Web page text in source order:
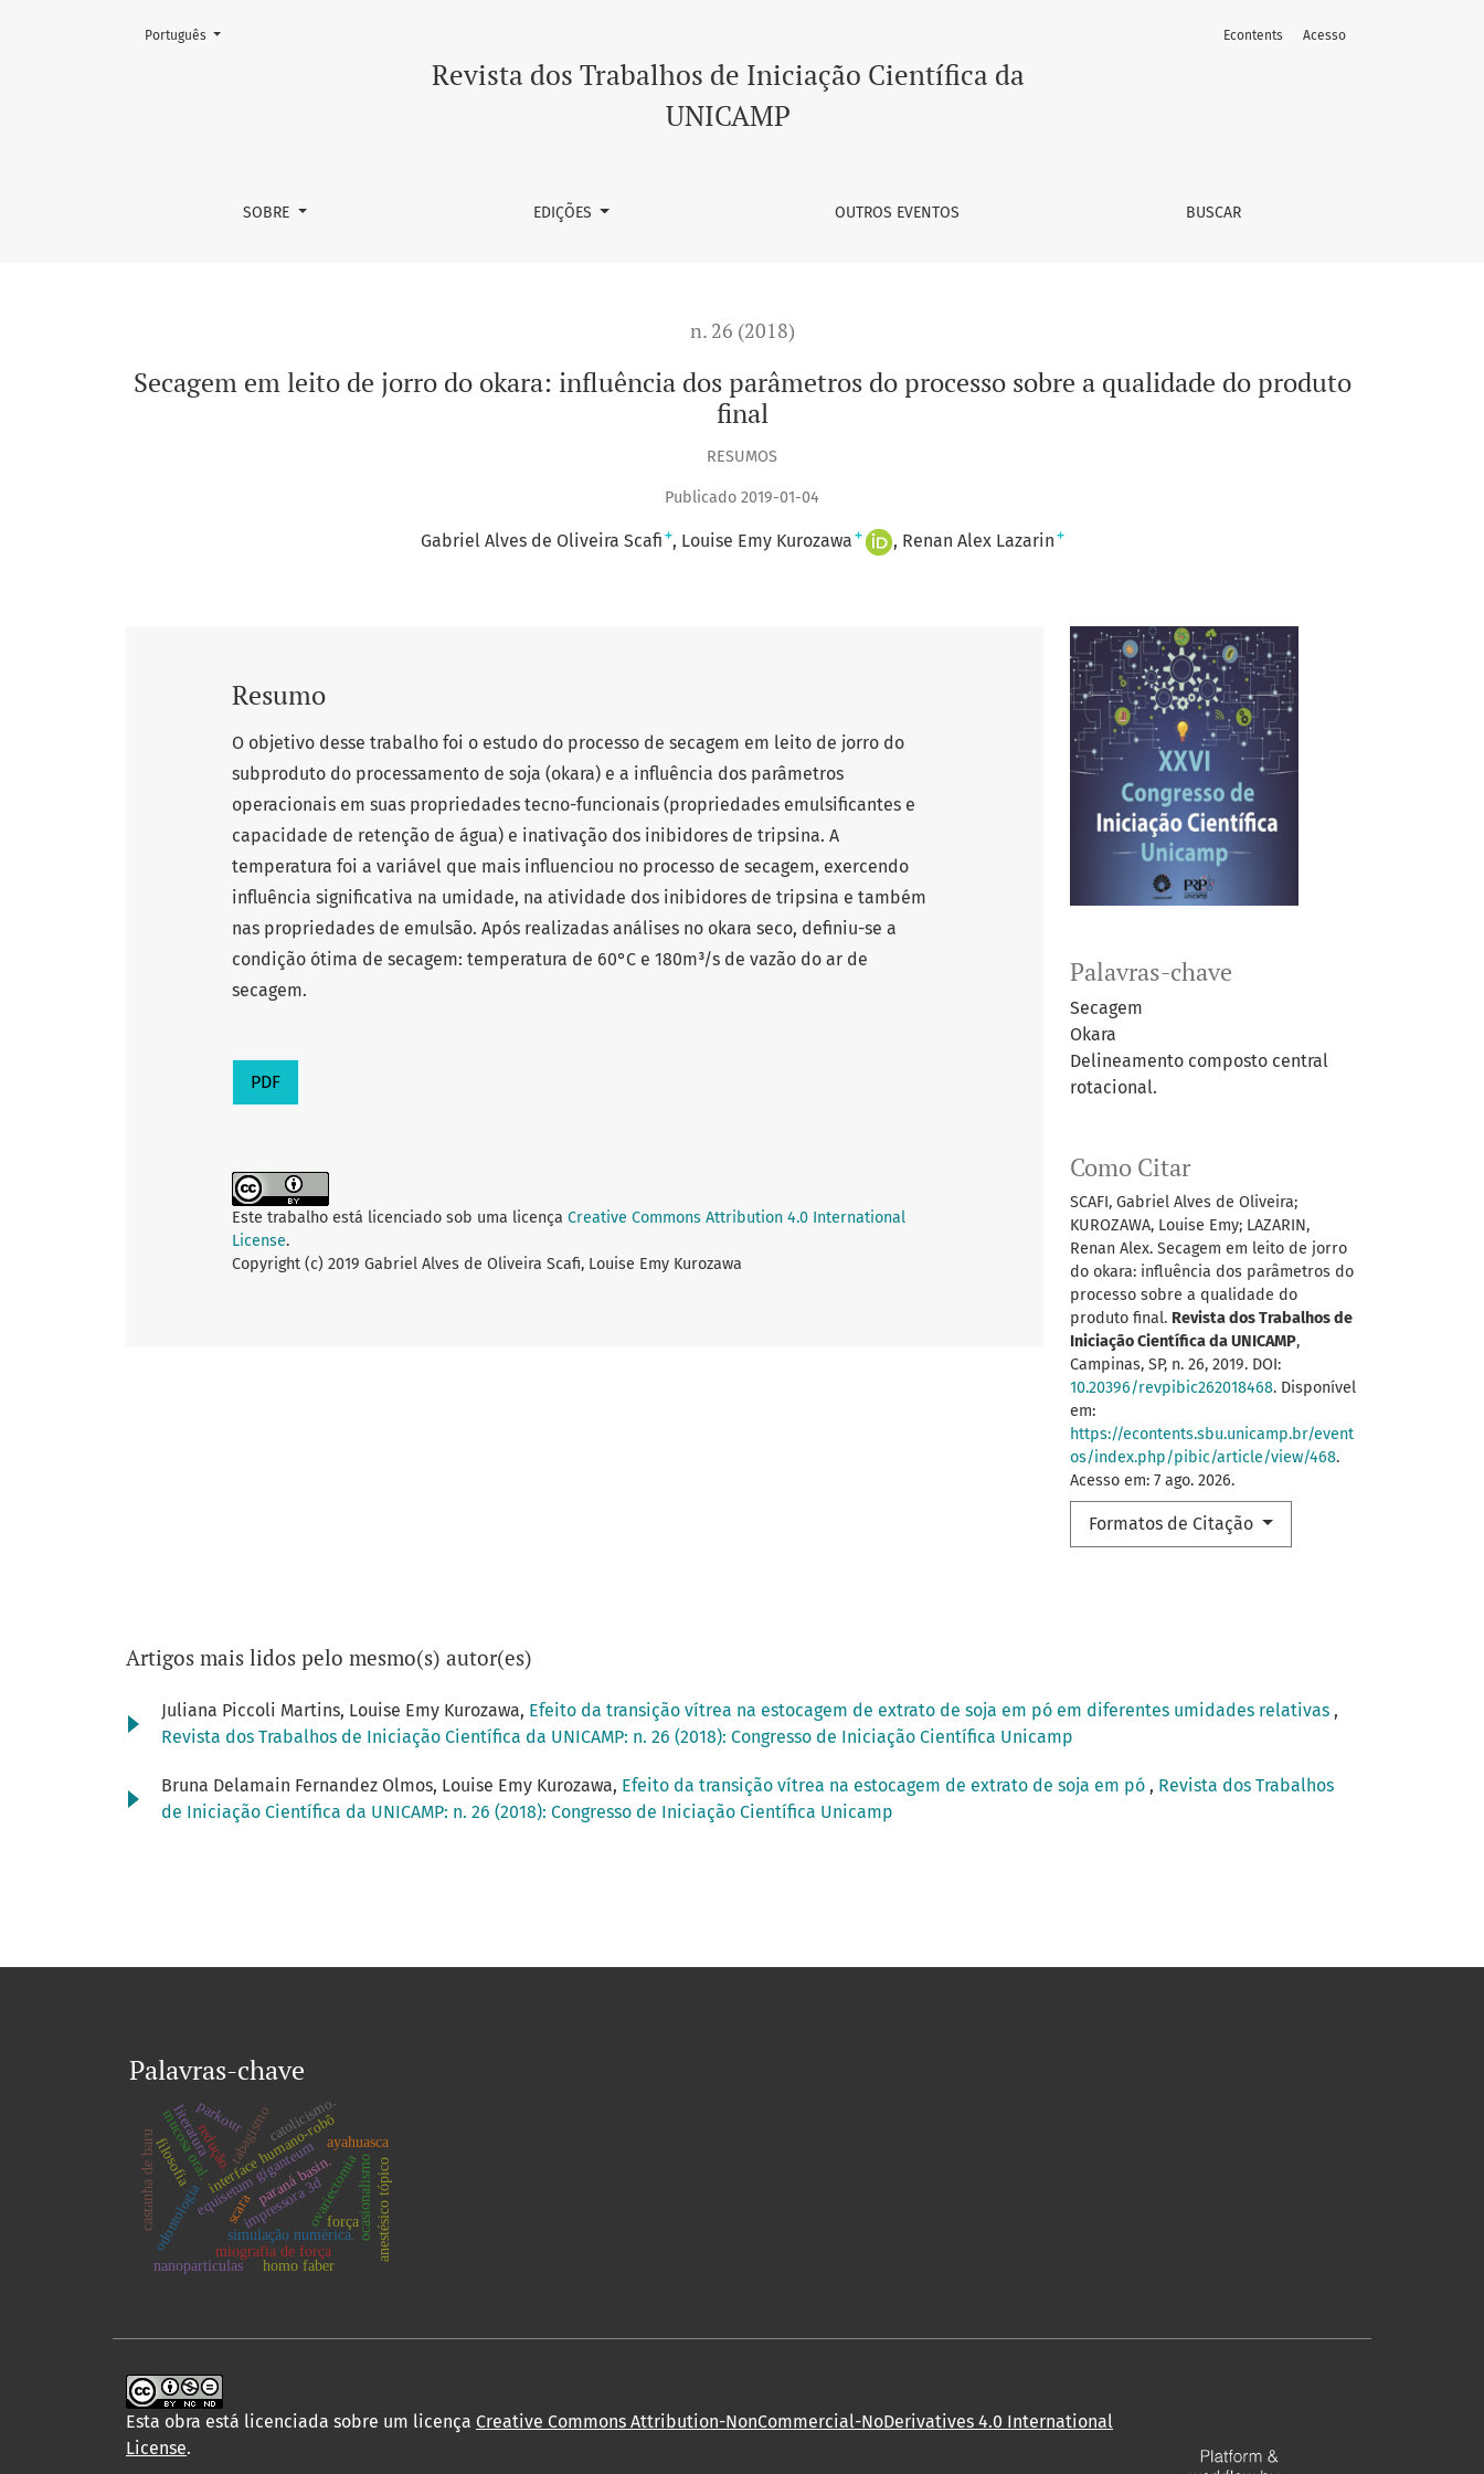
Secagem em leito de jorro do okara: influência dos parâmetros do processo sobre a qualidade do produto final
Revista dos Trabalhos de Iniciação Científica da
UNICAMP
SOBRE EDIÇÕES OUTROS EVENTOS BUSCAR
Econtents Acesso
Mudar o idioma. O atual é:
Português
n. 26 (2018)
Secagem em leito de jorro do okara: influência dos parâmetros do processo sobre a qualidade do produto
final
RESUMOS
Publicado 2019-01-04
Gabriel Alves de Oliveira Scafi + Louise Emy Kurozawa + Renan Alex Lazarin +
Palavras-chave
Secagem
Okara
Delineamento composto central
rotacional.
Como Citar
SCAFI, Gabriel Alves de Oliveira;
KUROZAWA, Louise Emy; LAZARIN,
Renan Alex. Secagem em leito de jorro
do okara: influência dos parâmetros do
processo sobre a qualidade do
produto final. Revista dos Trabalhos de
Iniciação Científica da UNICAMP,
Campinas, SP, n. 26, 2019. DOI:
10.20396/revpibic262018468. Disponível
em:
https://econtents.sbu.unicamp.br/event
os/index.php/pibic/article/view/468.
Acesso em: 7 ago. 2026.
Formatos de Citação
Resumo
O objetivo desse trabalho foi o estudo do processo de secagem em leito de jorro do
subproduto do processamento de soja (okara) e a influência dos parâmetros
operacionais em suas propriedades tecno-funcionais (propriedades emulsificantes e
capacidade de retenção de água) e inativação dos inibidores de tripsina. A
temperatura foi a variável que mais influenciou no processo de secagem, exercendo
influência significativa na umidade, na atividade dos inibidores de tripsina e também
nas propriedades de emulsão. Após realizadas análises no okara seco, definiu-se a
condição ótima de secagem: temperatura de 60°C e 180m³/s de vazão do ar de
secagem.
PDF
Este trabalho está licenciado sob uma licença Creative Commons Attribution 4.0 International
License.
Copyright (c) 2019 Gabriel Alves de Oliveira Scafi, Louise Emy Kurozawa
Artigos mais lidos pelo mesmo(s) autor(es)
Juliana Piccoli Martins, Louise Emy Kurozawa, Efeito da transição vítrea na estocagem de extrato de soja em pó em diferentes umidades relativas ,
Revista dos Trabalhos de Iniciação Científica da UNICAMP: n. 26 (2018): Congresso de Iniciação Científica Unicamp
Bruna Delamain Fernandez Olmos, Louise Emy Kurozawa, Efeito da transição vítrea na estocagem de extrato de soja em pó , Revista dos Trabalhos
de Iniciação Científica da UNICAMP: n. 26 (2018): Congresso de Iniciação Científica Unicamp
Palavras-chave
impressora 3d
scara
simulação numérica.
equisetum giganteumovariectomia
miografia de força
interface humano-robôayahuasca
tabagismo
redução.
ocasionalismo
força anestésico tópico
odontologia
mucosa oral. paraná basin.
parkour
nanoparticulas
literatura
filosofia
catolicismo.
castanha de baru
homo faber
Esta obra está licenciada sobre um licença Creative Commons Attribution-NonCommercial-NoDerivatives 4.0 International
License.